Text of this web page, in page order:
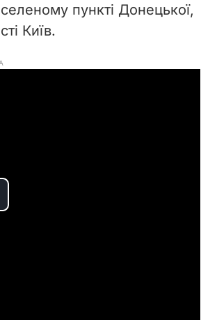
пункті Донецької,
Київ.